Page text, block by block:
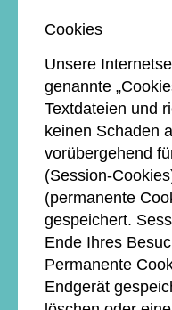
Cookies
Unsere
genannte
Textdateien und
keinen Schaden
vorübergehend
(Session-
(permanente
gespeichert.
Ende Ihres
Permanente
Endgerät